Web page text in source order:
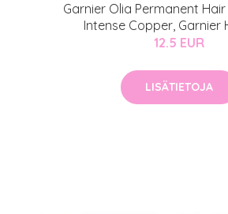
Garnier Olia Permanent Hair
Intense Copper, Garnier
12.5 EUR
LISÄTIETOJA